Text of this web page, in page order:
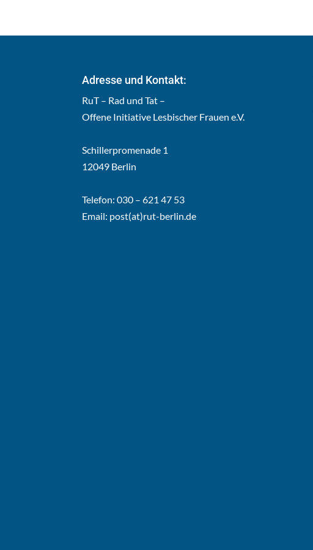
Adresse und Kontakt:
RuT – Rad und Tat –
Offene Initiative Lesbischer Frauen e.V.
Schillerpromenade 1
12049 Berlin
Telefon: 030 – 621 47 53
Email: post(at)rut-berlin.de